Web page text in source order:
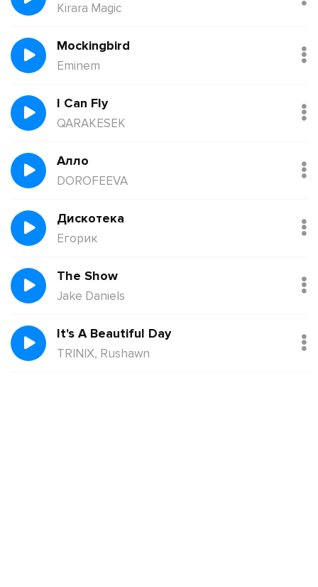
Kirara Magic
Mockingbird
Eminem
I Can Fly
QARAKESEK
Алло
DOROFEEVA
Дискотека
Егорик
The Show
Jake Daniels
It's A Beautiful Day
TRINIX, Rushawn